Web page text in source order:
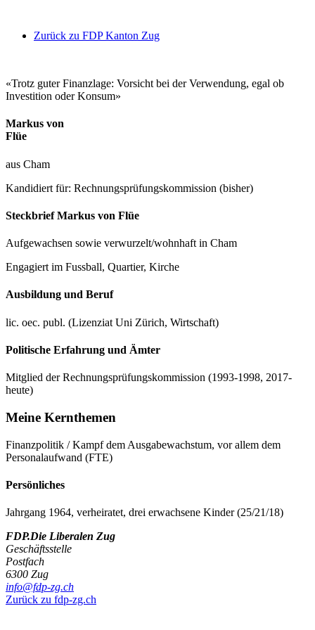
Zurück zu FDP Kanton Zug
«Trotz guter Finanzlage: Vorsicht bei der Verwendung, egal ob
Investition oder Konsum»
Markus von
Flüe
aus Cham
Kandidiert für: Rechnungsprüfungskommission (bisher)
Steckbrief Markus von Flüe
Aufgewachsen sowie verwurzelt/wohnhaft in Cham
Engagiert im Fussball, Quartier, Kirche
Ausbildung und Beruf
lic. oec. publ. (Lizenziat Uni Zürich, Wirtschaft)
Politische Erfahrung und Ämter
Mitglied der Rechnungsprüfungskommission (1993-1998, 2017-
heute)
Meine Kernthemen
Finanzpolitik / Kampf dem Ausgabewachstum, vor allem dem
Personalaufwand (FTE)
Persönliches
Jahrgang 1964, verheiratet, drei erwachsene Kinder (25/21/18)
FDP.Die Liberalen Zug
Geschäftsstelle
Postfach
6300 Zug
info@fdp-zg.ch
Zurück zu fdp-zg.ch